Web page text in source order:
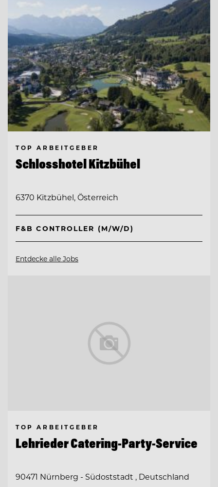
TOP ARBEITGEBER
Schlosshotel Kitzbühel
6370 Kitzbühel, Österreich
F&B CONTROLLER (M/W/D)
Entdecke alle Jobs
TOP ARBEITGEBER
Lehrieder Catering-Party-Service
90471 Nürnberg - Südoststadt , Deutschland